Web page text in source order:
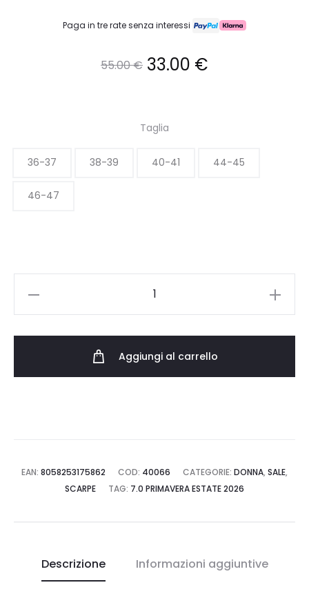
Paga in tre rate senza interessi
55.00€ Il
originale
era:
33.00 €
è:
Taglia
36-37 38-39 40-41 44-45
46-47
Aggiungi al carrello
EAN: 8058253175862 COD: 40066 CATEGORIE: DONNA, SALE,
SCARPE
TAG: 7.0 PRIMAVERA ESTATE 2026
Descrizione Informazioni aggiuntive